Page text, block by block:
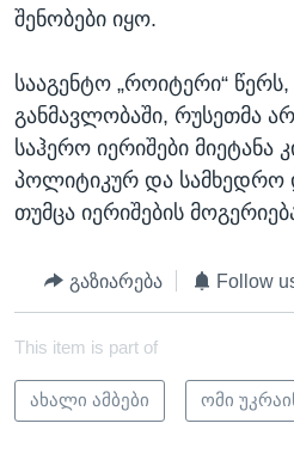
შენობები იყო.
სააგენტო „როიტერი“
განმავლობაში, რუსეთმა
საჰერო იერიშები მიეტანა
პოლიტიკურ და სამხედრო
თუმცა იერიშების
გაზიარება Follow
This item is part of
ახალი ამბები ომი